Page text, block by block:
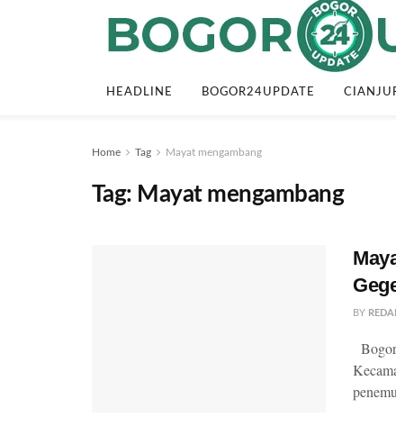
HEADLINE BOGOR24UPDATE
Home Tag Mayat mengambang
Tag: Mayat mengambang
BY